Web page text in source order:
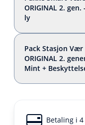
ORIGINAL 2. gen. - Sand +
ly
Pack Stasjon Vær
ORIGINAL 2.
Mint +
Betaling i